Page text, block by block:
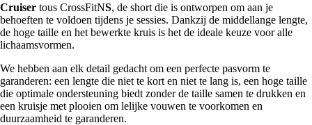
Cruiser tous CrossFitNS, de short die is ontworpen om aan je
behoeften te voldoen tijdens je sessies. Dankzij de middellange lengte,
de hoge taille en het bewerkte kruis is het de ideale keuze voor alle
lichaamsvormen.
We hebben aan elk detail gedacht om een perfecte pasvorm te
garanderen: een lengte die niet te kort en niet te lang is, een hoge taille
die optimale ondersteuning biedt zonder de taille samen te drukken en
een kruisje met plooien om lelijke vouwen te voorkomen en
duurzaamheid te garanderen.